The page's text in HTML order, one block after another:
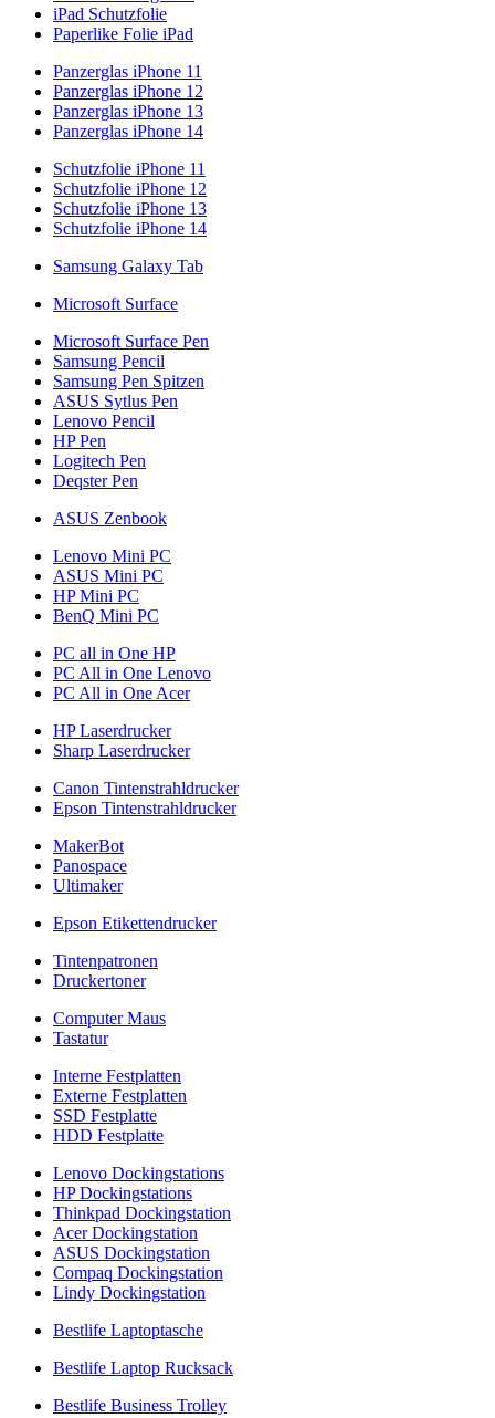
iPad Schutzfolie
Paperlike Folie iPad
Panzerglas iPhone 11
Panzerglas iPhone 12
Panzerglas iPhone 13
Panzerglas iPhone 14
Schutzfolie iPhone 11
Schutzfolie iPhone 12
Schutzfolie iPhone 13
Schutzfolie iPhone 14
Samsung Galaxy Tab
Microsoft Surface
Microsoft Surface Pen
Samsung Pencil
Samsung Pen Spitzen
ASUS Sytlus Pen
Lenovo Pencil
HP Pen
Logitech Pen
Deqster Pen
ASUS Zenbook
Lenovo Mini PC
ASUS Mini PC
HP Mini PC
BenQ Mini PC
PC all in One HP
PC All in One Lenovo
PC All in One Acer
HP Laserdrucker
Sharp Laserdrucker
Canon Tintenstrahldrucker
Epson Tintenstrahldrucker
MakerBot
Panospace
Ultimaker
Epson Etikettendrucker
Tintenpatronen
Druckertoner
Computer Maus
Tastatur
Interne Festplatten
Externe Festplatten
SSD Festplatte
HDD Festplatte
Lenovo Dockingstations
HP Dockingstations
Thinkpad Dockingstation
Acer Dockingstation
ASUS Dockingstation
Compaq Dockingstation
Lindy Dockingstation
Bestlife Laptoptasche
Bestlife Laptop Rucksack
Bestlife Business Trolley